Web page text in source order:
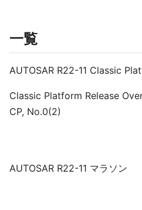
一覧
AUTOSAR R22-11 Classic
Classic Platform Release
CP, No.0(2)
AUTOSAR R22-11 マラソン